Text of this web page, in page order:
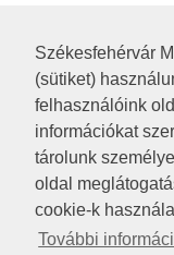
Székesfehérvár
(sütiket)
felhasználóink
információkat
tárolunk
oldal
cookie-k
További
RSS
A HONLAP
JOGI NYILATKOZAT
IMPRESSZUM